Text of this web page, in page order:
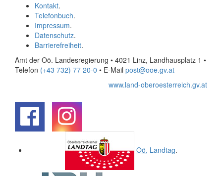
Kontakt.
Telefonbuch.
Impressum.
Datenschutz.
Barrierefreiheit.
Amt der Oö. Landesregierung • 4021 Linz, Landhausplatz 1 •
Telefon (+43 732) 77 20-0 • E-Mail post@ooe.gv.at
www.land-oberoesterreich.gv.at
Oö. Landtag.